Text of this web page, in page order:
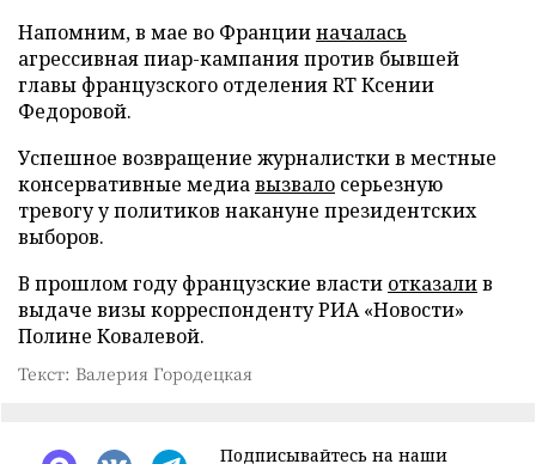
Напомним, в мае во Францииначалась
агрессивная пиар-кампания против бывшей
главы французского отделения RT Ксении
Федоровой.
Успешное возвращение журналистки в местные
консервативные медиавызвало серьезную
тревогу у политиков накануне президентских
выборов.
В прошлом году французские власти отказалив
выдаче визы корреспонденту РИА «Новости»
Полине Ковалевой.
Текст: Валерия Городецкая
Подписывайтесь на наши